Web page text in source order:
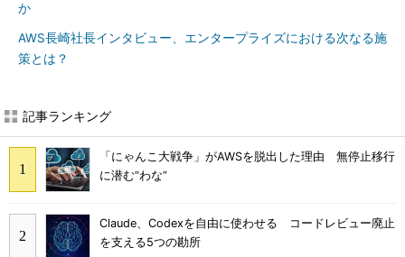
か
AWS長崎社長インタビュー、エンタープライズにおける次なる施
策とは？
記事ランキング
「にゃんこ大戦争」がAWSを脱出した理由 無停止移行
に潜む“わな”
Claude、Codexを自由に使わせる コードレビュー廃止
を支える5つの勘所